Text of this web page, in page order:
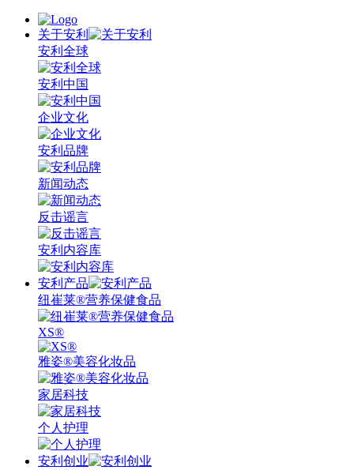
关于安利
安利全球
安利中国
企业文化
安利品牌
新闻动态
反击谣言
安利内容库
安利产品
纽崔莱®营养保健食品
XS®
雅姿®美容化妆品
家居科技
个人护理
安利创业